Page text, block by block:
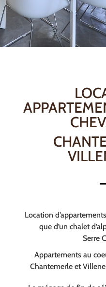
Location
que d’un chalet
Serre
Appartements au
Chantemerle et